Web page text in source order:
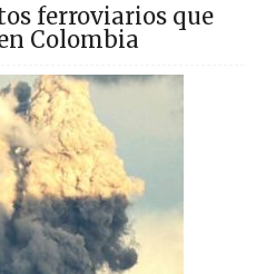
ferroviarios que
Colombia